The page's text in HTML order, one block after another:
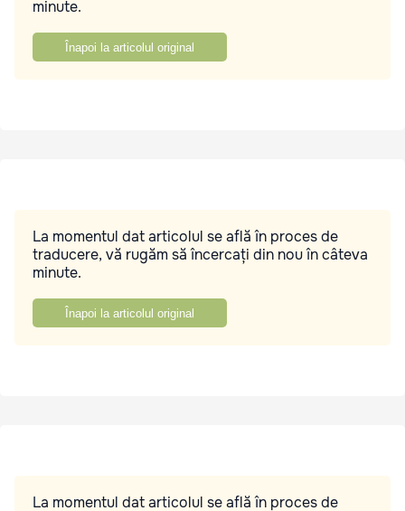
minute.
Înapoi la articolul original
La momentul dat articolul se află în proces de
traducere, vă rugăm să încercați din nou în câteva
minute.
Înapoi la articolul original
La momentul dat articolul se află în proces de